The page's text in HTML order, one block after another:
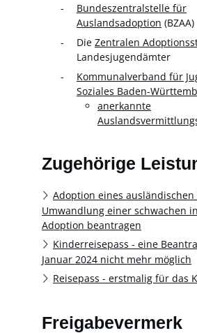
Bundeszentralstelle für
Auslandsadoption (BZAA)
Die Zentralen
Landesjugendämter
Kommunalverband für
Soziales Baden-
anerkannte
Zugehörige
Adoption eines ausländischen
Umwandlung einer schwachen
Adoption beantragen
Kinderreisepass - eine
Januar 2024 nicht mehr möglich
Reisepass - erstmalig für das
Freigabevermerk